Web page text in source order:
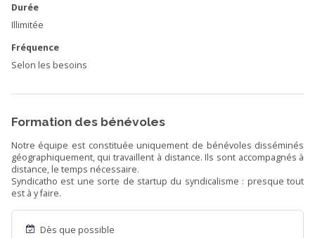
Durée
Illimitée
Fréquence
Selon les besoins
Formation des bénévoles
Notre équipe est constituée uniquement de bénévoles disséminés
géographiquement, qui travaillent à distance. Ils sont accompagnés à
distance, le temps nécessaire.
Syndicatho est une sorte de startup du syndicalisme : presque tout
est à y faire.
Dès que possible